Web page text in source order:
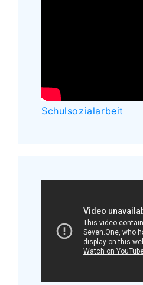
Schulsozialarbeit